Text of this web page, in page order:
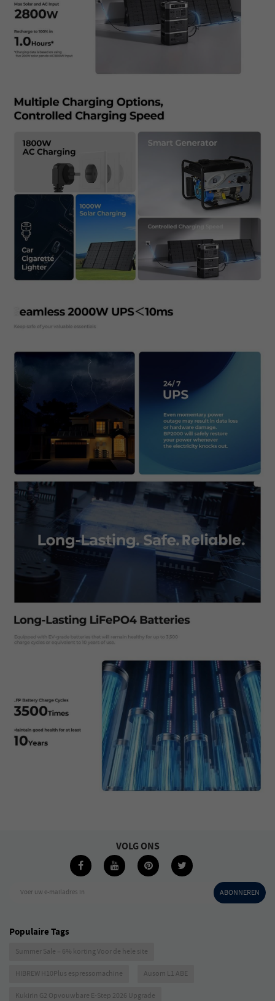
Voer uw e-mailadres in ABONNEREN
VOLG ONS
Populaire Tags
Summer Sale – 6% korting Voor de hele site
HIBREW H10Plus espressomachine Ausom L1 ABE
Kukirin G2 Opvouwbare E-Step 2026 Upgrade